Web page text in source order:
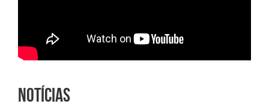
Notícias